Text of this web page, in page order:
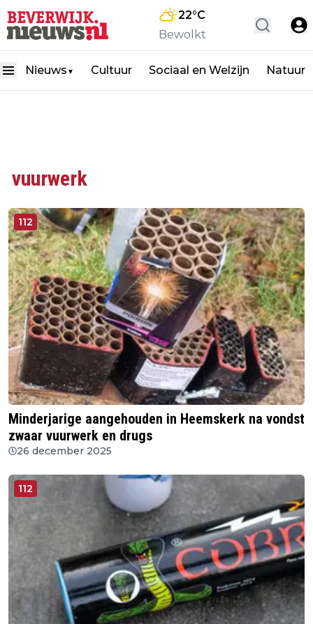
22°C
Bewolkt
Nieuws ▼ Cultuur Sociaal en Welzijn Natuur
vuurwerk
112
Minderjarige aangehouden in Heemskerk na vondst
zwaar vuurwerk en drugs
26 december 2025
112